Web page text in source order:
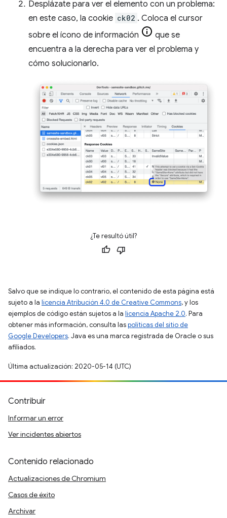
Desplázate para ver el elemento con un problema:
en este caso, la cookie ck02 . Coloca el cursor
sobre el ícono de información
que se
encuentra a la derecha para ver el problema y
cómo solucionarlo.
¿Te resultó útil?
Salvo que se indique lo contrario, el contenido de esta página está
sujeto a la licencia Atribución 4.0 de Creative Commons, y los
ejemplos de código están sujetos a la licencia Apache 2.0. Para
obtener más información, consulta laspolíticas del sitio de
Google Developers. Java es una marca registrada de Oracle o sus
afiliados.
Última actualización: 2020-05-14 (UTC)
Contribuir
Informar un error
Ver incidentes abiertos
Contenido relacionado
Actualizaciones de Chromium
Casos de éxito
Archivar